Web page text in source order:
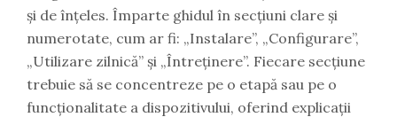
și de înțeles. Împarte ghidul în secțiuni clare și
numerotate, cum ar fi: „Instalare”, „Configurare”,
„Utilizare zilnică” și „Întreținere”. Fiecare secțiune
trebuie să se concentreze pe o etapă sau pe o
funcționalitate a dispozitivului, oferind explicații